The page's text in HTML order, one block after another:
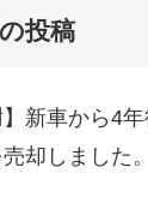
投稿
】新車から4
却しました。